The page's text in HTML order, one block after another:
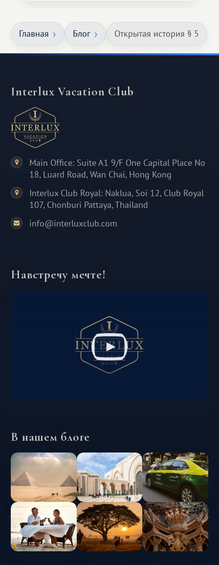
Главная Блог Открытая история § 5
Interlux Vacation Club
Main Office: Suite A1 9/F One Capital Place No
18, Luard Road, Wan Chai, Hong Kong
Interlux Club Royal: Naklua, Soi 12, Club Royal
107, Chonburi Pattaya, Thailand
info@interluxclub.com
Навстречу мечте!
В нашем блоге